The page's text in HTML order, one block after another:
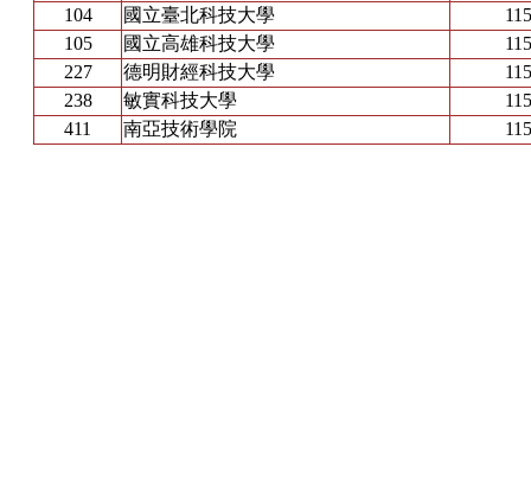
104
國立臺北科技大學
105
國立高雄科技大學
227
德明財經科技大學
238
敏實科技大學
411
南亞技術學院